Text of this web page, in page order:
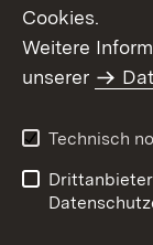
Cookies.
Weitere
unserer
Technisch